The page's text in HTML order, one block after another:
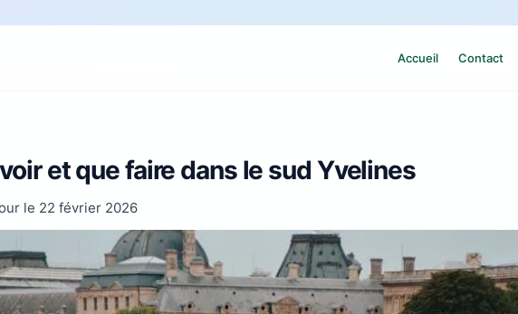
Accueil Contact
et que faire dans le sud Yvelines
le 22 février 2026